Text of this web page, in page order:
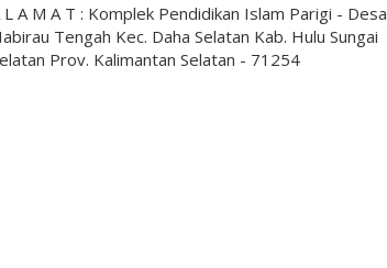
L A M A T : Komplek Pendidikan Islam Parigi - Desa
Tengah Kec. Daha Selatan Kab. Hulu Sungai
Prov. Kalimantan Selatan - 71254